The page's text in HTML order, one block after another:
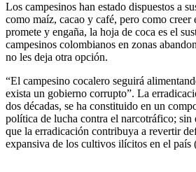
Los campesinos han estado dispuestos a
como maíz, cacao y café, pero como creer
promete y engaña, la hoja de coca es el
campesinos colombianos en zonas
no les deja otra opción.
“El campesino cocalero seguirá
exista un gobierno corrupto”. La
dos décadas, se ha constituido en un
política de lucha contra el narcotráfico; sin
que la erradicación contribuya a revertir
expansiva de los cultivos ilícitos en el país